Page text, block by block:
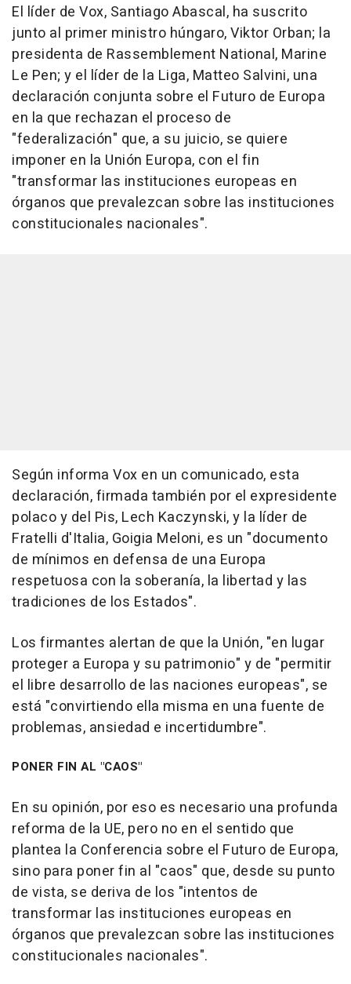
El líder de Vox, Santiago Abascal, ha suscrito
junto al primer ministro húngaro, Viktor Orban; la
presidenta de Rassemblement National, Marine
Le Pen; y el líder de la Liga, Matteo Salvini, una
declaración conjunta sobre el Futuro de Europa
en la que rechazan el proceso de
"federalización" que, a su juicio, se quiere
imponer en la Unión Europa, con el fin
"transformar las instituciones europeas en
órganos que prevalezcan sobre las instituciones
constitucionales nacionales".
Según informa Vox en un comunicado, esta
declaración, firmada también por el expresidente
polaco y del Pis, Lech Kaczynski, y la líder de
Fratelli d'Italia, Goigia Meloni, es un "documento
de mínimos en defensa de una Europa
respetuosa con la soberanía, la libertad y las
tradiciones de los Estados".
Los firmantes alertan de que la Unión, "en lugar
proteger a Europa y su patrimonio" y de "permitir
el libre desarrollo de las naciones europeas", se
está "convirtiendo ella misma en una fuente de
problemas, ansiedad e incertidumbre".
PONER FIN AL "CAOS"
En su opinión, por eso es necesario una profunda
reforma de la UE, pero no en el sentido que
plantea la Conferencia sobre el Futuro de Europa,
sino para poner fin al "caos" que, desde su punto
de vista, se deriva de los "intentos de
transformar las instituciones europeas en
órganos que prevalezcan sobre las instituciones
constitucionales nacionales".